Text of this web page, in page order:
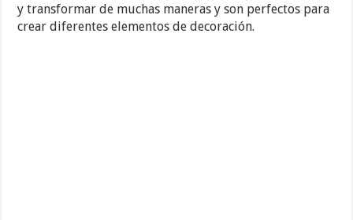
y transformar de muchas maneras y son perfectos para
crear diferentes elementos de decoración.